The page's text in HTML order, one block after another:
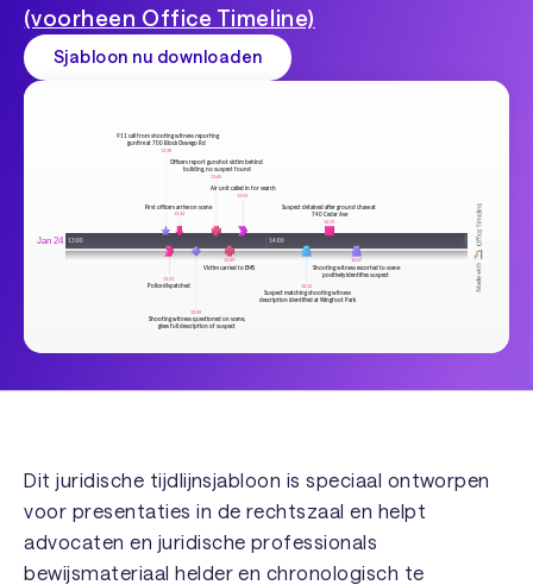
(voorheen Office Timeline)
Sjabloon nu downloaden
Dit juridische tijdlijnsjabloon is speciaal ontworpen
voor presentaties in de rechtszaal en helpt
advocaten en juridische professionals
bewijsmateriaal helder en chronologisch te